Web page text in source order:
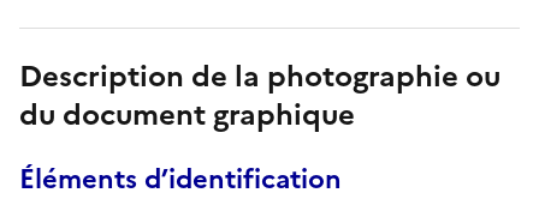
Description de la photographie ou
du document graphique
Éléments d’identification